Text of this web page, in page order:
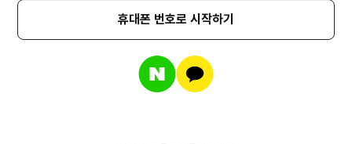
휴대폰 번호로 시작하기
네
이
버
카
카
오